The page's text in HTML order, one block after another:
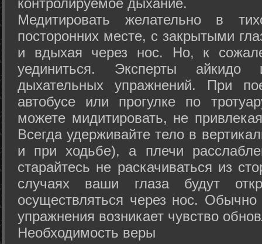
Медитировать желательно в
посторонних месте, с закрытыми
и вдыхая через нос. Но, к
уединиться. Эксперты айкидо
дыхательных упражнений. При
автобусе или прогулке по
можете мидитировать, не
Всегда удерживайте тело в
и при ходьбе), а плечи
старайтесь не раскачиваться из
случаях ваши глаза будут
осуществляться через нос. Обычно
упражнения возникает чувство
Необходимость веры